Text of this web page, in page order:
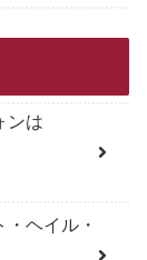
ンは
・ヘイル・